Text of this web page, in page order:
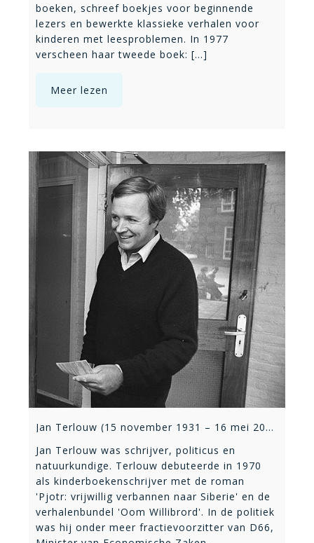
boeken, schreef boekjes voor beginnende
lezers en bewerkte klassieke verhalen voor
kinderen met leesproblemen. In 1977
verscheen haar tweede boek: [...]
Meer lezen
Jan Terlouw (15 november 1931 – 16 mei 2025)
Jan Terlouw was schrijver, politicus en
natuurkundige. Terlouw debuteerde in 1970
als kinderboekenschrijver met de roman
'Pjotr: vrijwillig verbannen naar Siberie' en de
verhalenbundel 'Oom Willibrord'. In de politiek
was hij onder meer fractievoorzitter van D66,